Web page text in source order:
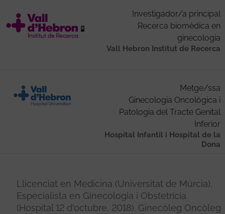
Investigador/a principal
Recerca biomèdica en
ginecologia
Vall Hebron Institut de Recerca
Metge/ssa
Ginecologia Oncològica i
Patologia del Tracte Genital
Inferior
Hospital Infantil i Hospital de la
Dona
Llicenciat en Medicina (Universitat de Múrcia).
Especialista en Ginecologia i Obstetrícia
(Hospital 12 d'octubre, 2018). Ginecòleg Oncòleg